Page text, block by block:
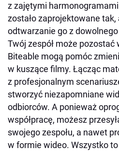
z zajętymi
zostało zaprojektowane
odtwarzanie go z
Twój zespół może pozostać
Biteable mogą pomóc
w kuszące filmy. Łącząc
z profesjonalnym
stworzyć niezapomniane
odbiorców. A ponieważ
współpracę, możesz
swojego zespołu, a nawet
w formie wideo. Wszystko